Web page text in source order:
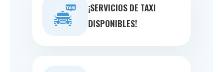
¡SERVICIOS DE TAXI
DISPONIBLES!